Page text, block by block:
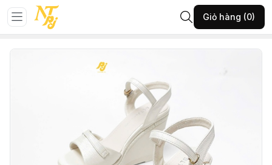
Giỏ hàng (0)
Trang chủ
20-NHUHĐ-KEM-39-(169-52SD405T1225)